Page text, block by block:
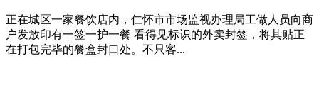
正在城区一家餐饮店内，仁怀市市场监视办理局工做人员向商
户发放印有一签一护一餐 看得见标识的外卖封签，将其贴正
在打包完毕的餐盒封口处。不只客...